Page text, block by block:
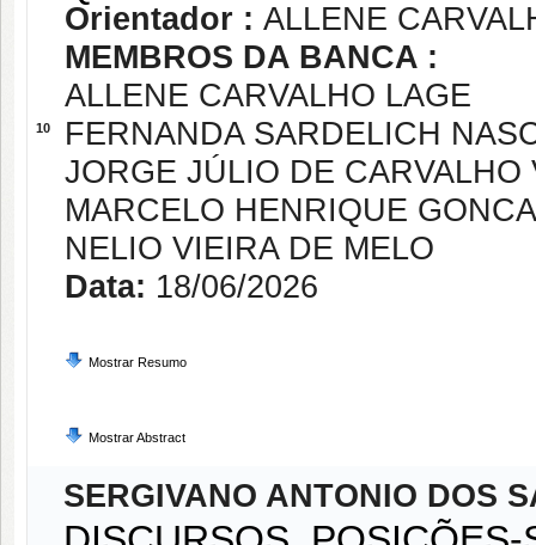
10
Orientador : ALLENE
MEMBROS DA BANCA :
ALLENE CARVALHO LAGE
FERNANDA SARDELICH
JORGE JÚLIO DE CARVALHO
MARCELO HENRIQUE
NELIO VIEIRA DE MELO
Data: 18/06/2026
Mostrar Resumo
Mostrar Abstract
SERGIVANO ANTONIO DOS